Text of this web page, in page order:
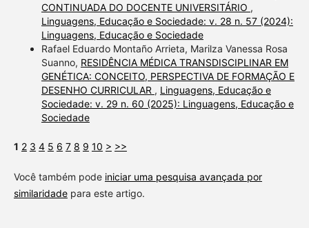
CONTINUADA DO DOCENTE UNIVERSITÁRIO ,
Linguagens, Educação e Sociedade: v. 28 n. 57 (2024):
Linguagens, Educação e Sociedade
Rafael Eduardo Montaño Arrieta, Marilza Vanessa Rosa
Suanno, RESIDÊNCIA MÉDICA TRANSDISCIPLINAR EM
GENÉTICA: CONCEITO, PERSPECTIVA DE FORMAÇÃO E
DESENHO CURRICULAR , Linguagens, Educação e
Sociedade: v. 29 n. 60 (2025): Linguagens, Educação e
Sociedade
1 2 3 4 5 6 7 8 9 10 > >>
Você também pode iniciar uma pesquisa avançada por
similaridadepara este artigo.